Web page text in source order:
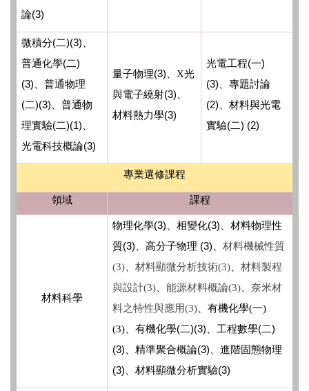
論(3)
微積分(二)(3)
普通化學(二)
(3) 、普通物理
(二)(3) 、普通物
理實驗(二)(1)、
光電科技概論(3)
量子物理(3)
X光
與電子繞射(3)
材料熱力學(3)
光電工程(一)
(3) 、專題討論
(2) 、材料與光電
實驗(二) (2)
專業選修課程
領域 課程
材料科學
物理化學(3) 、相變化(3) 、材料物理性
質(3) 、高分子物理 (3) 、材料機械性質
(3) 、材料顯微分析技術(3) 、材料製程
與設計(3) 、能源材料概論(3) 、奈米材
料之特性與應用(3) 、有機化學(一)
(3) 、有機化學(二)(3)、工程數學(二)
(3)、精準聚合概論(3)、進階固態物理
(3)、材料顯微分析實驗(3)